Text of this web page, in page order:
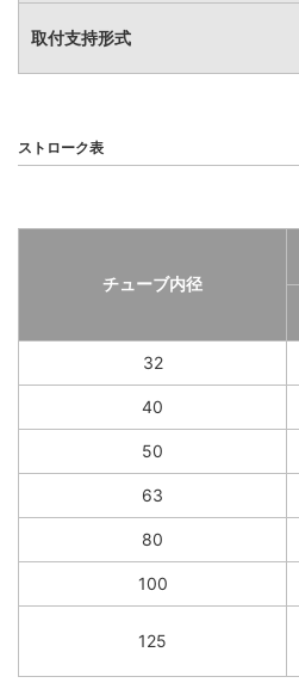
取付支持形式
ストローク表
チューブ内径
32
40
50
63
80
100
125